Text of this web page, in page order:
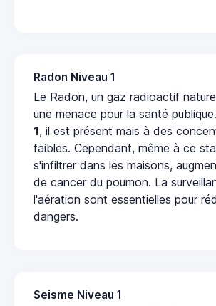
Radon Niveau 1
Le Radon, un gaz radioactif
une menace pour la santé
1, il est présent mais à des
faibles. Cependant, même à ce
s'infiltrer dans les maisons,
de cancer du poumon. La
l'aération sont essentielles pour
dangers.
Seisme Niveau 1